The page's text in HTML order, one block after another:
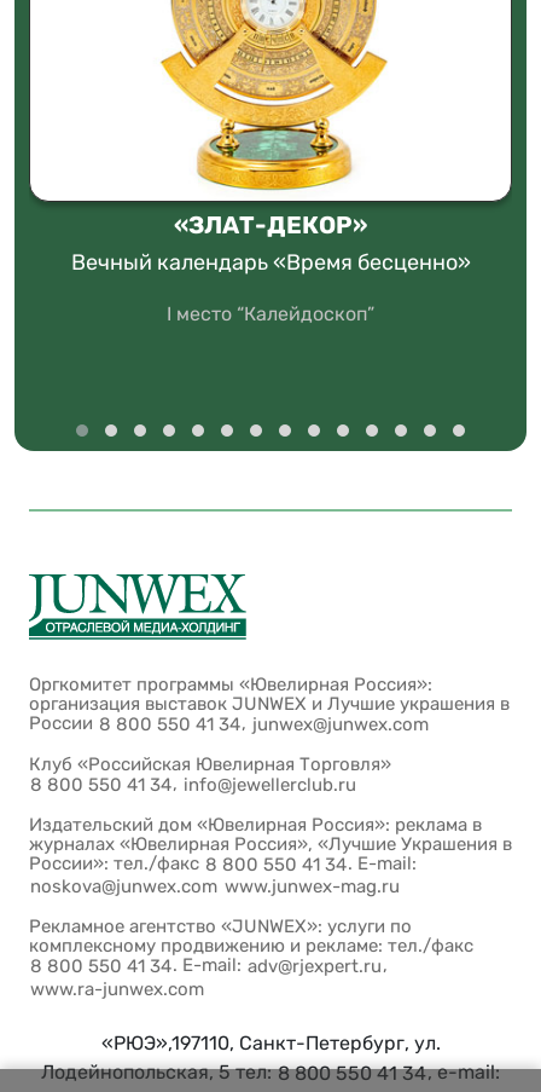
«ЗЛАТ-ДЕКОР»
Вечный календарь «Время бесценно»
I место “Калейдоскоп”
Оргкомитет программы «Ювелирная Россия»:
организация выставок JUNWEX и Лучшие украшения в
России 8 800 550 41 34, junwex@junwex.com
Клуб «Российская Ювелирная Торговля»
8 800 550 41 34, info@jewellerclub.ru
Издательский дом «Ювелирная Россия»: реклама в
журналах «Ювелирная Россия», «Лучшие Украшения в
России»: тел./факс 8 800 550 41 34. E-mail:
noskova@junwex.com www.junwex-mag.ru
Рекламное агентство «JUNWEX»: услуги по
комплексному продвижению и рекламе: тел./факс
8 800 550 41 34. E-mail: adv@rjexpert.ru,
www.ra-junwex.com
«РЮЭ»,197110, Санкт-Петербург, ул.
Лодейнопольская, 5 тел:8 800 550 41 34, e-mail: